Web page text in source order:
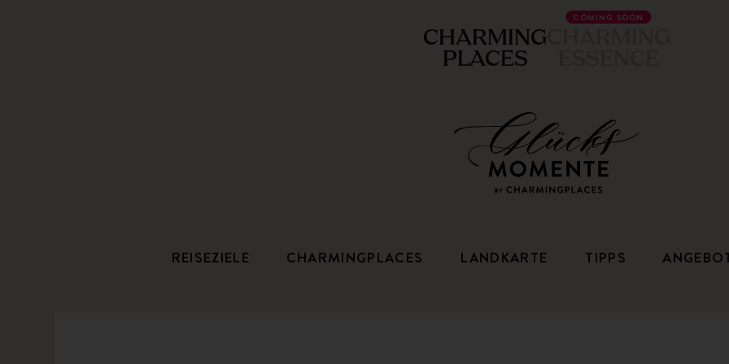
CHARMING
PLACES
COMING SOON
REISEZIELE CHARMINGPLACES LANDKARTE TIPPS